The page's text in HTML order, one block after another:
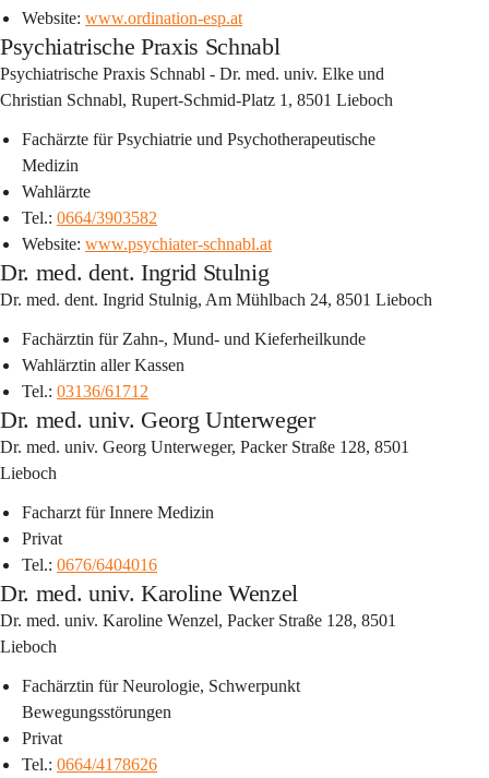
Website: www.ordination-esp.at
Psychiatrische Praxis Schnabl
Psychiatrische Praxis Schnabl - Dr. med. univ. Elke und
Christian Schnabl, Rupert-Schmid-Platz 1, 8501 Lieboch
Fachärzte für Psychiatrie und Psychotherapeutische
Medizin
Wahlärzte
Tel.: 0664/3903582
Website: www.psychiater-schnabl.at
Dr. med. dent. Ingrid Stulnig
Dr. med. dent. Ingrid Stulnig, Am Mühlbach 24, 8501 Lieboch
Fachärztin für Zahn-, Mund- und Kieferheilkunde
Wahlärztin aller Kassen
Tel.: 03136/61712
Dr. med. univ. Georg Unterweger
Dr. med. univ. Georg Unterweger, Packer Straße 128, 8501
Lieboch
Facharzt für Innere Medizin
Privat
Tel.: 0676/6404016
Dr. med. univ. Karoline Wenzel
Dr. med. univ. Karoline Wenzel, Packer Straße 128, 8501
Lieboch
Fachärztin für Neurologie, Schwerpunkt
Bewegungsstörungen
Privat
Tel.: 0664/4178626